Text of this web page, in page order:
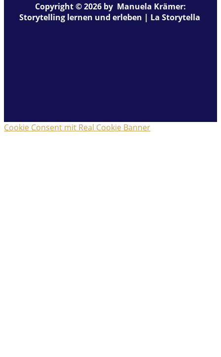
Copyright © 2026 by Manuela Krämer:
Storytelling lernen und erleben | La Storytella
Cookie Consent mit Real Cookie Banner